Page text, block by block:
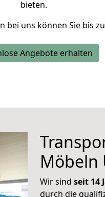
bieten.
bei uns können Sie bis zu
Angebote erhalten
Möbeln
Wir sind seit 14
durch die